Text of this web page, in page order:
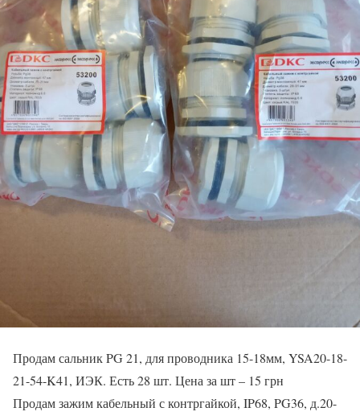
Продам сальник PG 21, для проводника 15-18мм, YSA20-18-
21-54-K41, ИЭК. Есть 28 шт. Цена за шт – 15 грн
Продам зажим кабельный с контргайкой, IP68, PG36, д.20-